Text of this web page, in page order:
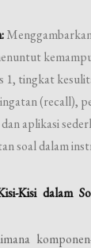
1, tingkat
(recall),
aplikasi
soal dalam
Kisi dalam